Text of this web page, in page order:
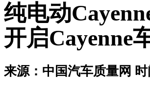
纯电动
开启Cayenne
来源：中国汽车质量网 时